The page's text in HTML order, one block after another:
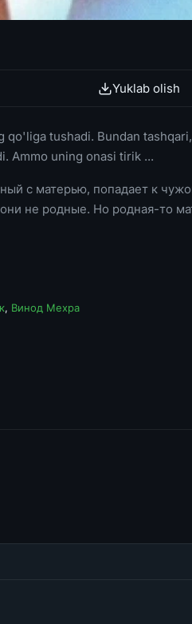
Yuklab olish
tushadi. Bundan
Ammo uning onasi tirik ...
с матерью, попадает к
не родные. Но родная-то
, Винод Мехра